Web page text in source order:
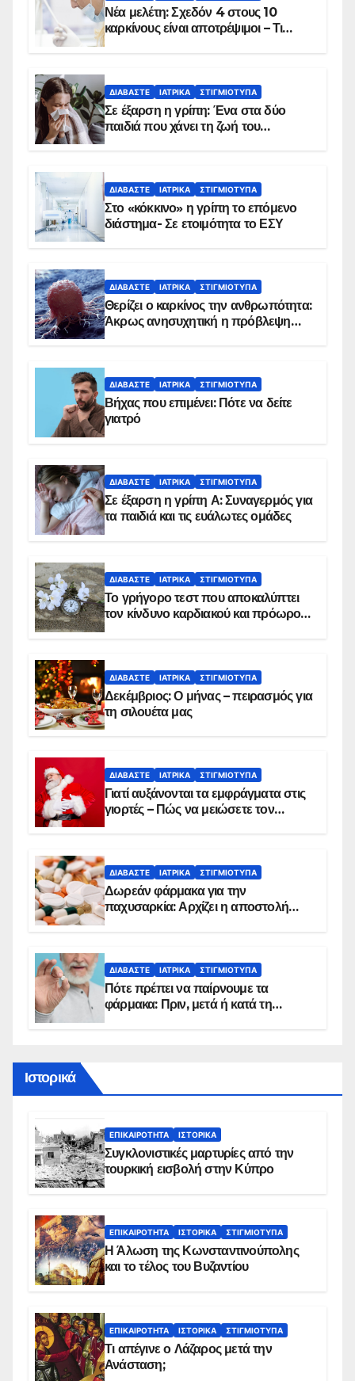
Νέα μελέτη: Σχεδόν 4 στους 10
καρκίνους είναι αποτρέψιμοι – Τι
ΔΙΑΒΆΣΤΕ ΙΑΤΡΙΚΆ ΣΤΙΓΜΙΌΤΥΠΑ
Σε έξαρση η γρίπη: Ένα στα δύο
παιδιά που χάνει τη ζωή του
ΔΙΑΒΆΣΤΕ ΙΑΤΡΙΚΆ ΣΤΙΓΜΙΌΤΥΠΑ
Στο «κόκκινο» η γρίπη το επόμενο
διάστημα- Σε ετοιμότητα το ΕΣΥ
ΔΙΑΒΆΣΤΕ ΙΑΤΡΙΚΆ ΣΤΙΓΜΙΌΤΥΠΑ
Θερίζει ο καρκίνος την ανθρωπότητα:
Άκρως ανησυχητική η πρόβλεψη…
ΔΙΑΒΆΣΤΕ ΙΑΤΡΙΚΆ ΣΤΙΓΜΙΌΤΥΠΑ
Βήχας που επιμένει: Πότε να δείτε
γιατρό
ΔΙΑΒΆΣΤΕ ΙΑΤΡΙΚΆ ΣΤΙΓΜΙΌΤΥΠΑ
Σε έξαρση η γρίπη Α: Συναγερμός για
τα παιδιά και τις ευάλωτες ομάδες
ΔΙΑΒΆΣΤΕ ΙΑΤΡΙΚΆ ΣΤΙΓΜΙΌΤΥΠΑ
Το γρήγορο τεστ που αποκαλύπτει
τον κίνδυνο καρδιακού και πρόωρου
ΔΙΑΒΆΣΤΕ ΙΑΤΡΙΚΆ ΣΤΙΓΜΙΌΤΥΠΑ
Δεκέμβριος: Ο μήνας – πειρασμός για
τη σιλουέτα μας
ΔΙΑΒΆΣΤΕ ΙΑΤΡΙΚΆ ΣΤΙΓΜΙΌΤΥΠΑ
Γιατί αυξάνονται τα εμφράγματα στις
γιορτές – Πώς να μειώσετε τον
ΔΙΑΒΆΣΤΕ ΙΑΤΡΙΚΆ ΣΤΙΓΜΙΌΤΥΠΑ
Δωρεάν φάρμακα για την
παχυσαρκία: Αρχίζει η αποστολή
ΔΙΑΒΆΣΤΕ ΙΑΤΡΙΚΆ ΣΤΙΓΜΙΌΤΥΠΑ
Πότε πρέπει να παίρνουμε τα
φάρμακα: Πριν, μετά ή κατά τη
Ιστορικά
ΕΠΙΚΑΙΡΌΤΗΤΑ ΙΣΤΟΡΙΚΆ
Συγκλονιστικές μαρτυρίες από την
τουρκική εισβολή στην Κύπρο
ΕΠΙΚΑΙΡΌΤΗΤΑ ΙΣΤΟΡΙΚΆ ΣΤΙΓΜΙΌΤΥΠΑ
Η Άλωση της Κωνσταντινούπολης
και το τέλος του Βυζαντίου
ΕΠΙΚΑΙΡΌΤΗΤΑ ΙΣΤΟΡΙΚΆ ΣΤΙΓΜΙΌΤΥΠΑ
Τι απέγινε ο Λάζαρος μετά την
Ανάσταση;